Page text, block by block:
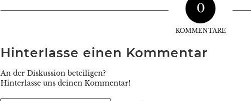
0
KOMMENTARE
Hinterlasse einen Kommentar
An der Diskussion beteiligen?
Hinterlasse uns deinen Kommentar!